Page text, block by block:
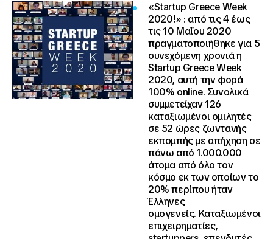
«Startup Greece Week
2020!» : από τις 4 έως
τις 10 Μαΐου 2020
πραγματοποιήθηκε για 5
συνεχόμενη χρονιά η
Startup Greece Week
2020, αυτή την φορά
100% online. Συνολικά
συμμετείχαν 126
καταξιωμένοι ομιλητές
σε 52 ώρες ζωντανής
εκπομπής με απήχηση σε
πάνω από 1.000.000
άτομα από όλο τον
κόσμο εκ των οποίων το
20% περίπου ήταν
Έλληνες
ομογενείς. Καταξιωμένοι
επιχειρηματίες,